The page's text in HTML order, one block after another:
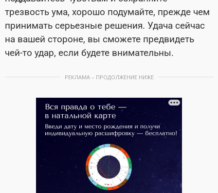
трезвость ума, хорошо подумайте, прежде чем
принимать серьезные решения. Удача сейчас
на вашей стороне, вы сможете предвидеть
чей-то удар, если будете внимательны.
РЕКЛАМА – ПРОДОЛЖЕНИЕ НИЖЕ